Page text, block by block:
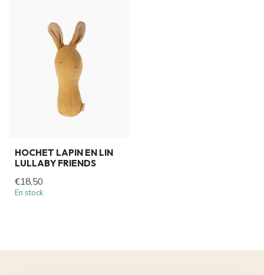
HOCHET LAPIN EN LIN
LULLABY FRIENDS
€18,50
En stock